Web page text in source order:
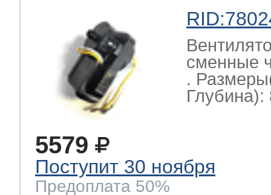
сменные
.
Глубина):
5579
Поступит 30 ноября
Предоплата 50%